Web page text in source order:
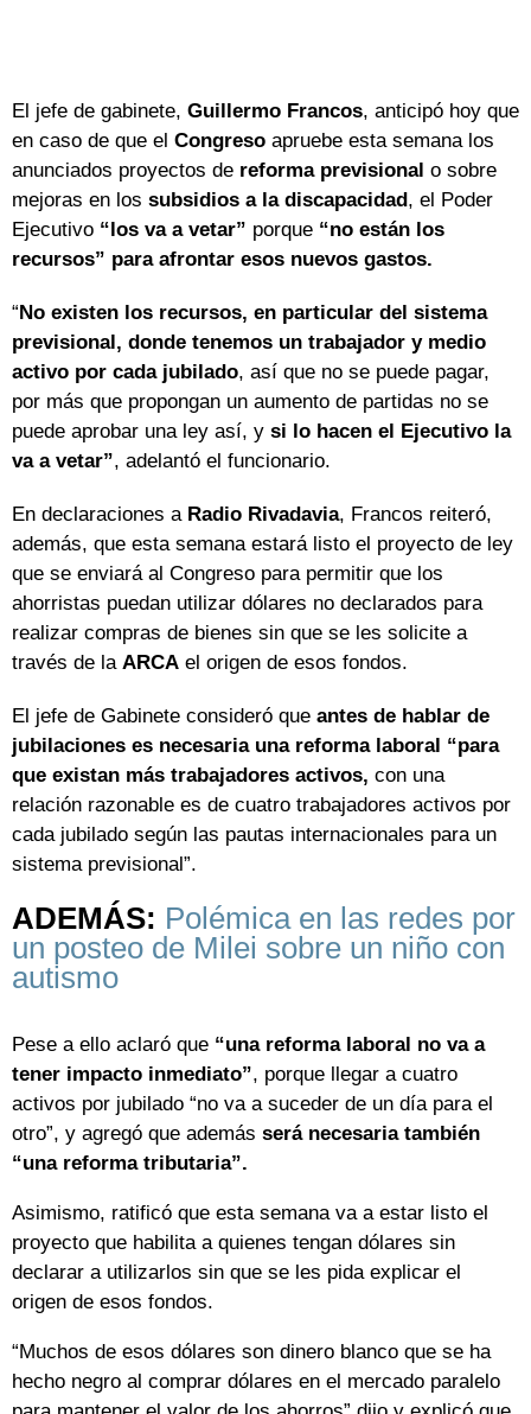
El jefe de gabinete, Guillermo Francos, anticipó hoy que
en caso de que el Congreso apruebe esta semana los
anunciados proyectos de reforma previsional o sobre
mejoras en los subsidios a la discapacidad, el Poder
Ejecutivo “los va a vetar” porque “no están los
recursos” para afrontar esos nuevos gastos.
“No existen los recursos, en particular del sistema
previsional, donde tenemos un trabajador y medio
activo por cada jubilado, así que no se puede pagar,
por más que propongan un aumento de partidas no se
puede aprobar una ley así, y si lo hacen el Ejecutivo la
va a vetar”, adelantó el funcionario.
En declaraciones a Radio Rivadavia, Francos reiteró,
además, que esta semana estará listo el proyecto de ley
que se enviará al Congreso para permitir que los
ahorristas puedan utilizar dólares no declarados para
realizar compras de bienes sin que se les solicite a
través de la ARCA el origen de esos fondos.
El jefe de Gabinete consideró que antes de hablar de
jubilaciones es necesaria una reforma laboral “para
que existan más trabajadores activos, con una
relación razonable es de cuatro trabajadores activos por
cada jubilado según las pautas internacionales para un
sistema previsional”.
ADEMÁS: Polémica en las redes por
un posteo de Milei sobre un niño con
autismo
Pese a ello aclaró que “una reforma laboral no va a
tener impacto inmediato”, porque llegar a cuatro
activos por jubilado “no va a suceder de un día para el
otro”, y agregó que además será necesaria también
“una reforma tributaria”.
Asimismo, ratificó que esta semana va a estar listo el
proyecto que habilita a quienes tengan dólares sin
declarar a utilizarlos sin que se les pida explicar el
origen de esos fondos.
“Muchos de esos dólares son dinero blanco que se ha
hecho negro al comprar dólares en el mercado paralelo